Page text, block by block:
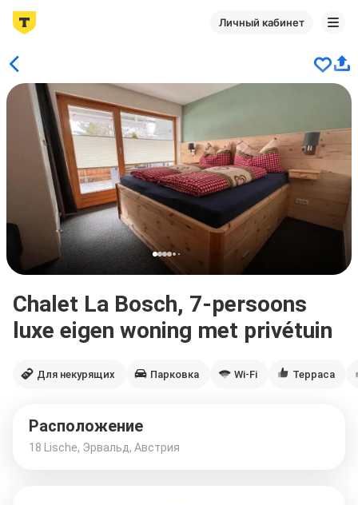
Личный кабинет
Chalet La Bosch, 7-persoons
luxe eigen woning met privétuin
Для некурящих Парковка Wi-Fi Терраса
Расположение
18 Lische, Эрвальд, Австрия